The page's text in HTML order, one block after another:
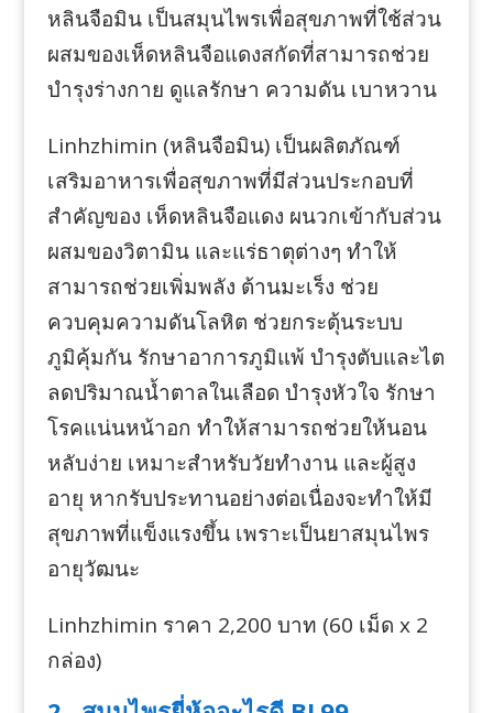
หลินจือมิน เป็นสมุนไพรเพื่อสุขภาพที่ใช้ส่วน
ผสมของเห็ดหลินจือแดงสกัดที่สามารถช่วย
บำรุงร่างกาย ดูแลรักษา ความดัน เบาหวาน
Linhzhimin (หลินจือมิน) เป็นผลิตภัณฑ์
เสริมอาหารเพื่อสุขภาพที่มีส่วนประกอบที่
สำคัญของ เห็ดหลินจือแดง ผนวกเข้ากับส่วน
ผสมของวิตามิน และแร่ธาตุต่างๆ ทำให้
สามารถช่วยเพิ่มพลัง ต้านมะเร็ง ช่วย
ควบคุมความดันโลหิต ช่วยกระตุ้นระบบ
ภูมิคุ้มกัน รักษาอาการภูมิแพ้ บำรุงตับและไต
ลดปริมาณน้ำตาลในเลือด บำรุงหัวใจ รักษา
โรคแน่นหน้าอก ทำให้สามารถช่วยให้นอน
หลับง่าย เหมาะสำหรับวัยทำงาน และผู้สูง
อายุ หากรับประทานอย่างต่อเนื่องจะทำให้มี
สุขภาพที่แข็งแรงขึ้น เพราะเป็นยาสมุนไพร
อายุวัฒนะ
Linhzhimin ราคา 2,200 บาท (60 เม็ด x 2
กล่อง)